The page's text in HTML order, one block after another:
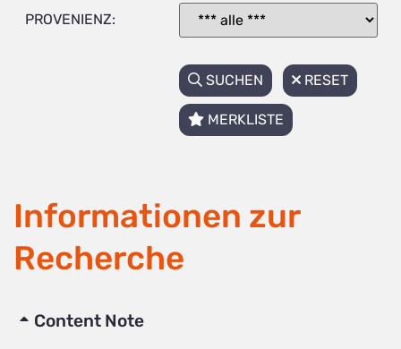
PROVENIENZ:
SUCHEN RESET
MERKLISTE
Informationen zur
Recherche
Content Note